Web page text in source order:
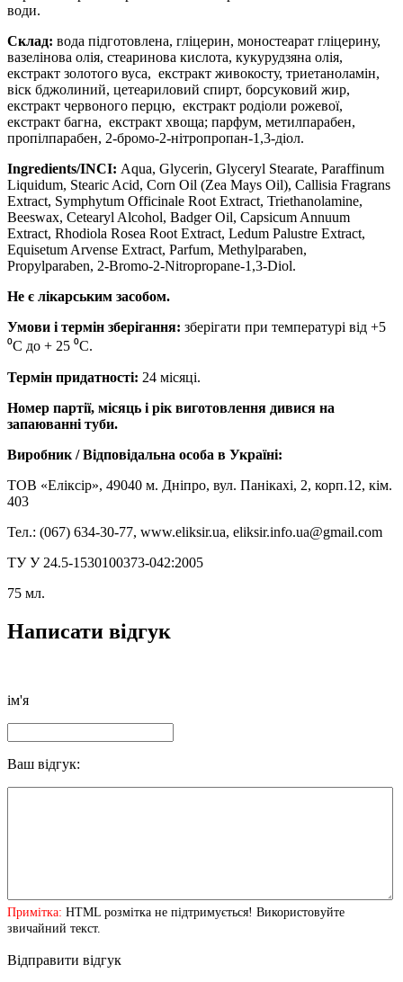
води.
Склад: вода підготовлена, гліцерин, моностеарат гліцерину,
вазелінова олія, стеаринова кислота, кукурудзяна олія,
екстракт золотого вуса, екстракт живокосту, триетаноламін,
віск бджолиний, цетеариловий спирт, борсуковий жир,
екстракт червоного перцю, екстракт родіоли рожевої,
екстракт багна, екстракт хвоща; парфум, метилпарабен,
пропілпарабен, 2-бромо-2-нітропропан-1,3-діол.
Ingredients/INCI: Aqua, Glycerin, Glyceryl Stearate, Paraffinum
Liquidum, Stearic Acid, Corn Oil (Zea Mays Oil), Callisia Fragrans
Extract, Symphytum Officinale Root Extract, Triethanolamine,
Beeswax, Сetearyl Alcohol, Badger Oil, Capsicum Annuum
Extract, Rhodiola Rosea Root Extract, Ledum Palustre Extract,
Equisetum Arvense Extract, Parfum, Methylparaben,
Propylparaben, 2-Bromo-2-Nitropropane-1,3-Diol.
Не є лікарським засобом.
Умови і термін зберігання: зберігати при температурі від +5
⁰С до + 25 ⁰С.
Термін придатності: 24 місяці.
Номер партії, місяць і рік виготовлення дивися на
запаюванні туби.
Виробник / Відповідальна особа в Україні:
ТОВ «Еліксір», 49040 м. Дніпро, вул. Панікахі, 2, корп.12, кім.
403
Тел.: (067) 634-30-77, www.eliksir.ua, eliksir.info.ua@gmail.com
ТУ У 24.5-1530100373-042:2005
75 мл.
Написати відгук
ім'я
Ваш відгук:
Примітка: HTML розмітка не підтримується! Використовуйте
звичайний текст.
Відправити відгук